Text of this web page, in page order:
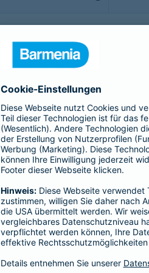
Urlaub - möchte man sorgenfrei
bis hin
sichern Sie sich, Ihr